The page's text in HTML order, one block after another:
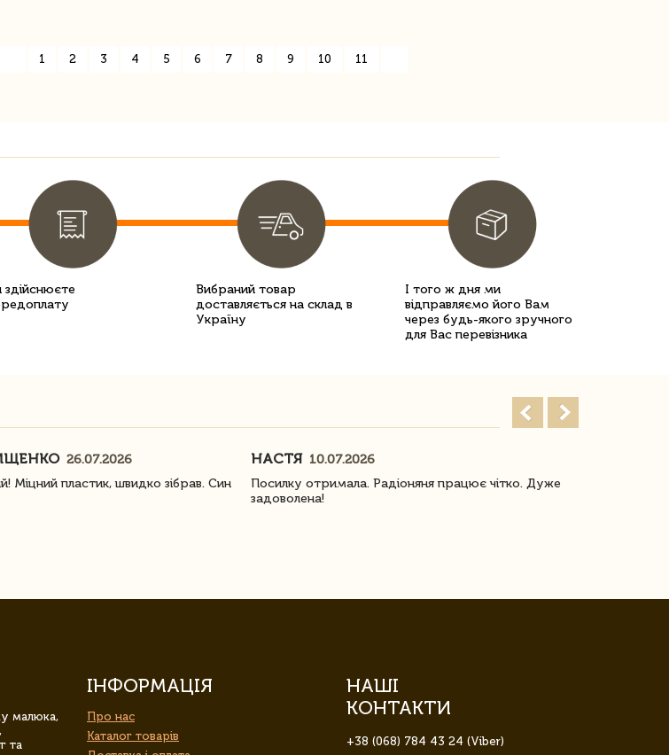
1 2 3 4 5 6 7 8 9 10 11
здійснюєте
Вибраний товар
доставляється на склад в
Україну
І того ж дня ми
відправляємо його Вам
через будь-якого зручного
для Вас перевізника
26.07.2026
Міцний пластик, швидко зібрав. Син
НАСТЯ 10.07.2026
Посилку отримала. Радіоняня працює чітко. Дуже
задоволена!
малюка,
та
ІНФОРМАЦІЯ
Про нас
Каталог товарів
НАШІ
КОНТАКТИ
+38 (068) 784 43 24 (Viber)